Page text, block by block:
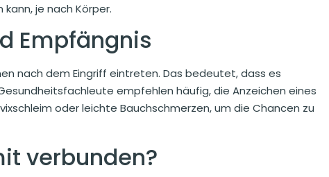
je nach Körper.
Empfängnis
nach dem Eingriff eintreten. Das bedeutet, dass es
empfehlen häufig, die Anzeichen eines
oder leichte Bauchschmerzen, um die Chancen zu
verbunden?